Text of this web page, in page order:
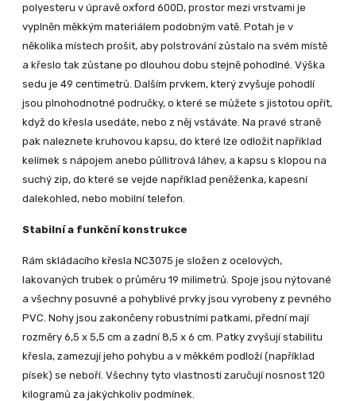
polyesteru v úpravě oxford 600D, prostor mezi vrstvami je
vyplněn měkkým materiálem podobným vatě. Potah je v
několika místech prošit, aby polstrování zůstalo na svém místě
a křeslo tak zůstane po dlouhou dobu stejně pohodlné. Výška
sedu je 49 centimetrů. Dalším prvkem, který zvyšuje pohodlí
jsou plnohodnotné područky, o které se můžete s jistotou opřít,
když do křesla usedáte, nebo z něj vstáváte. Na pravé straně
pak naleznete kruhovou kapsu, do které lze odložit například
kelímek s nápojem anebo půllitrová láhev, a kapsu s klopou na
suchý zip, do které se vejde například peněženka, kapesní
dalekohled, nebo mobilní telefon.
Stabilní a funkční konstrukce
Rám skládacího křesla NC3075 je složen z ocelových,
lakovaných trubek o průměru 19 milimetrů. Spoje jsou nýtované
a všechny posuvné a pohyblivé prvky jsou vyrobeny z pevného
PVC. Nohy jsou zakončeny robustními patkami, přední mají
rozměry 6,5 x 5,5 cm a zadní 8,5 x 6 cm. Patky zvyšují stabilitu
křesla, zamezují jeho pohybu a v měkkém podloží (například
písek) se neboří. Všechny tyto vlastnosti zaručují nosnost 120
kilogramů za jakýchkoliv podmínek.